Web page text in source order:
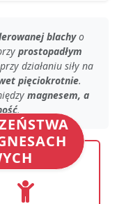
blachyo
prostopadłym
działaniu siły na
pięciokrotnie.
magnesem, a
.